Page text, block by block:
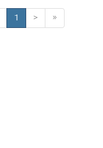
1 > »